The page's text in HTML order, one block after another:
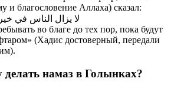
и благословение Аллаха) сказал:
لا يزال الناس في
во благе до тех пор, пока будут
(Хадис достоверный, передали
намаз в Голынках?